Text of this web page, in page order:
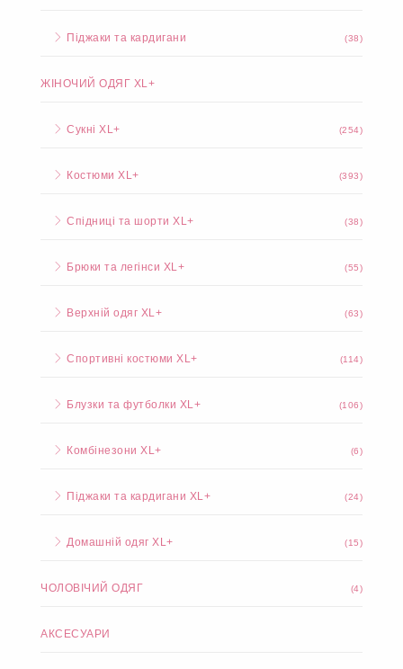
Піджаки та кардигани (38)
ЖІНОЧИЙ ОДЯГ XL+
Сукні XL+ (254)
Костюми XL+ (393)
Спідниці та шорти XL+ (38)
Брюки та легінси XL+ (55)
Верхній одяг XL+ (63)
Спортивні костюми XL+ (114)
Блузки та футболки XL+ (106)
Комбінезони XL+ (6)
Піджаки та кардигани XL+ (24)
Домашній одяг XL+ (15)
ЧОЛОВІЧИЙ ОДЯГ (4)
АКСЕСУАРИ